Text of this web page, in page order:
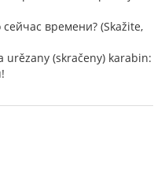
времени? (Skažite,
urězany (skračeny) karabin: